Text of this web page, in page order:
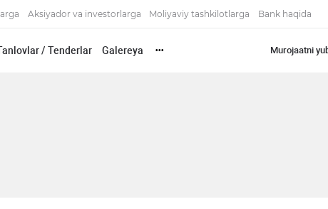
Aksiyador va investorlarga Moliyaviy tashkilotlarga Bank haqida
/ Tenderlar Galereya ••• Murojaatni